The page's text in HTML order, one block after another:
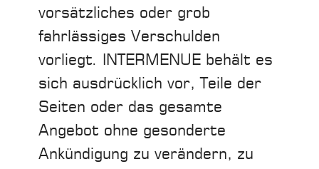
vorsätzliches oder grob
fahrlässiges Verschulden
vorliegt. INTERMENUE behält es
sich ausdrücklich vor, Teile der
Seiten oder das gesamte
Angebot ohne gesonderte
Ankündigung zu verändern, zu